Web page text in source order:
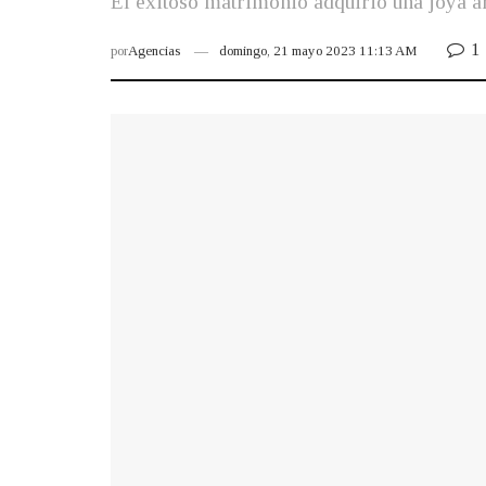
porAgencias domingo, 21 mayo 2023 11:13 AM 1